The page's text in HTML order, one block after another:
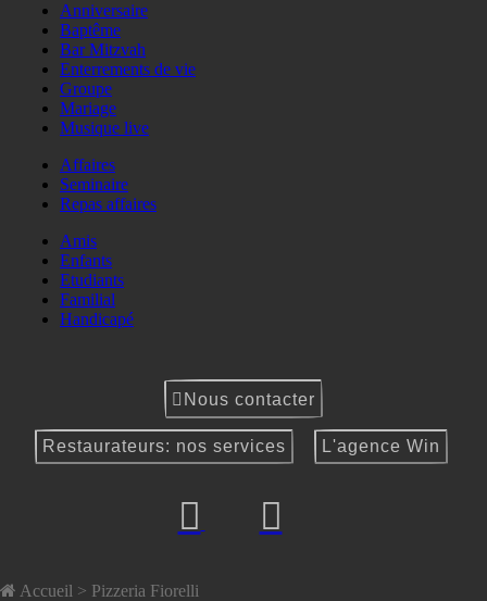
Anniversaire
Baptême
Bar Mitzvah
Enterrements de vie
Groupe
Mariage
Musique live
Affaires
Seminaire
Repas affaires
Amis
Enfants
Etudiants
Familial
Handicapé
Nous contacter
Restaurateurs: nos services L'agence Win
Accueil > Pizzeria Fiorelli